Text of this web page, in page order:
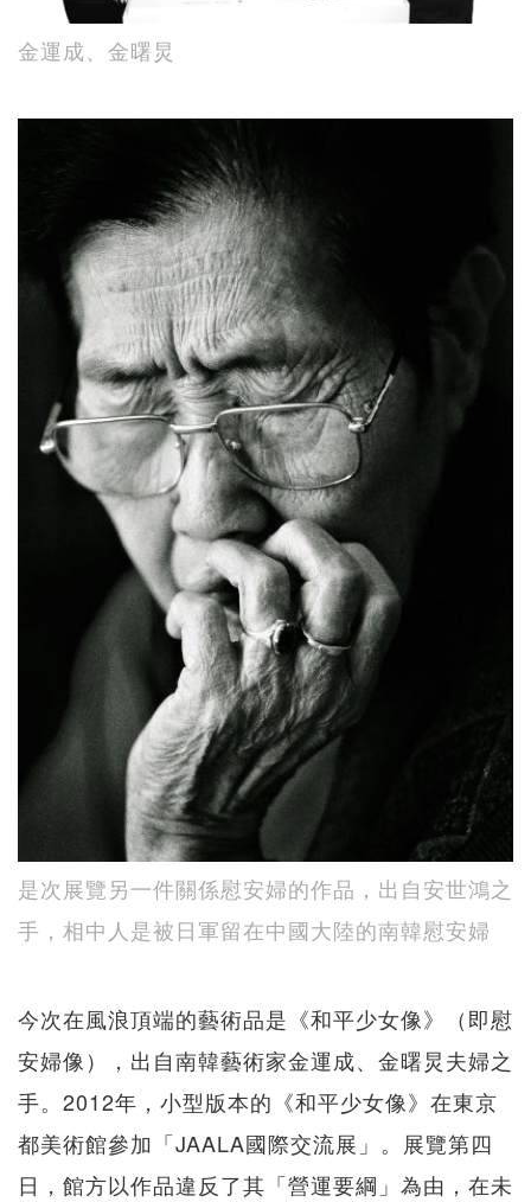
金運成、金曙炅
是次展覽另一件關係慰安婦的作品，出自安世鴻之
手，相中人是被日軍留在中國大陸的南韓慰安婦
今次在風浪頂端的藝術品是《和平少女像》（即慰
安婦像），出自南韓藝術家金運成、金曙炅夫婦之
手。2012年，小型版本的《和平少女像》在東京
都美術館參加「JAALA國際交流展」。展覽第四
日，館方以作品違反了其「營運要綱」為由，在未